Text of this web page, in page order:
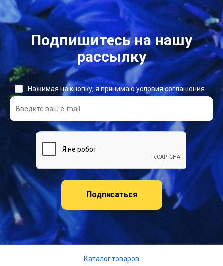
Подпишитесь на нашу
рассылку
Подписаться
Нажимая на кнопку, я принимаю условия соглашения.
Каталог товаров